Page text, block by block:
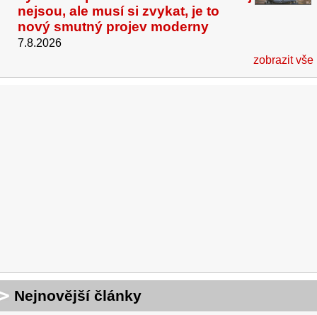
nejsou, ale musí si zvykat, je to
nový smutný projev moderny
7.8.2026
zobrazit vše
Nejnovější články